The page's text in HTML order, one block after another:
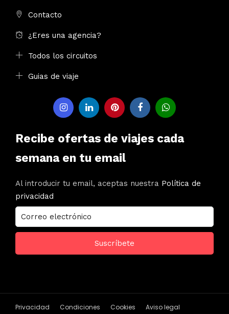
Contacto
¿Eres una agencia?
Todos los circuitos
Guias de viaje
Recibe ofertas de viajes cada
semana en tu email
Al introducir tu email, aceptas nuestra Política de
privacidad
Privacidad Condiciones Cookies Aviso legal